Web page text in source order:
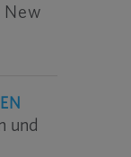
und